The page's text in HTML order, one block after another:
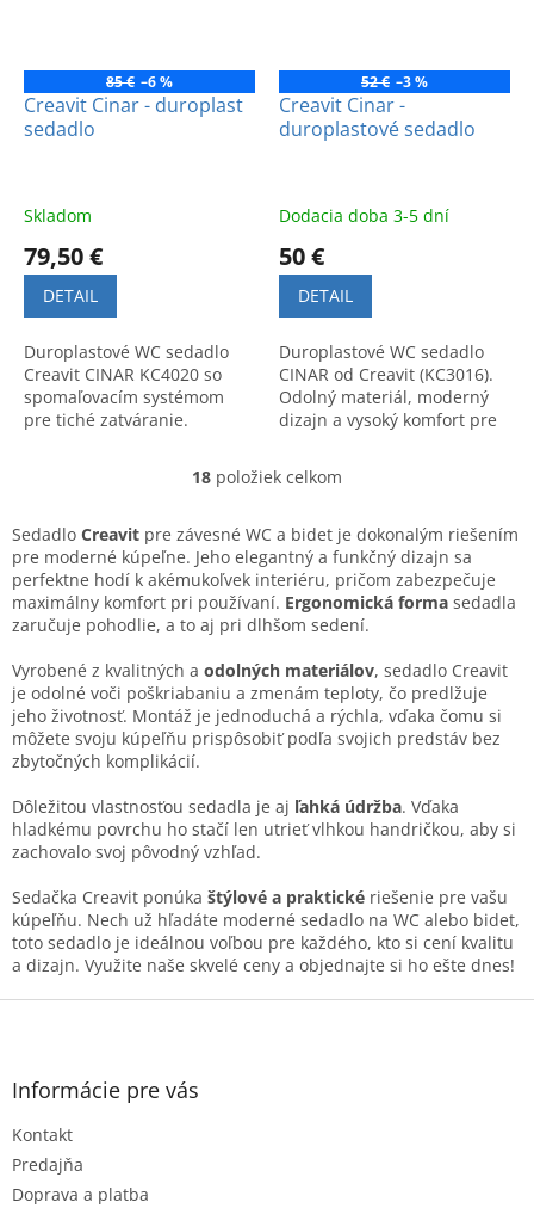
85 € –6 %
Creavit Cinar - duroplast
sedadlo
Skladom
79,50 €
DETAIL
Duroplastové WC sedadlo
Creavit CINAR KC4020 so
spomaľovacím systémom
pre tiché zatváranie.
52 € –3 %
Creavit Cinar -
duroplastové sedadlo
Dodacia doba 3-5 dní
50 €
DETAIL
Duroplastové WC sedadlo
CINAR od Creavit (KC3016).
Odolný materiál, moderný
dizajn a vysoký komfort pre
KC0702.01.
O
l
á
d
a
c
e
p
r
v
v
ý
s
u
18 položiek celkom
Sedadlo Creavit pre závesné WC a bidet je dokonalým riešením
pre moderné kúpeľne. Jeho elegantný a funkčný dizajn sa
perfektne hodí k akémukoľvek interiéru, pričom zabezpečuje
maximálny komfort pri používaní. Ergonomická forma sedadla
zaručuje pohodlie, a to aj pri dlhšom sedení.
Vyrobené z kvalitných a odolných materiálov, sedadlo Creavit
je odolné voči poškriabaniu a zmenám teploty, čo predlžuje
jeho životnosť. Montáž je jednoduchá a rýchla, vďaka čomu si
môžete svoju kúpeľňu prispôsobiť podľa svojich predstáv bez
zbytočných komplikácií.
Dôležitou vlastnosťou sedadla je aj ľahká údržba. Vďaka
hladkému povrchu ho stačí len utrieť vlhkou handričkou, aby si
zachovalo svoj pôvodný vzhľad.
Sedačka Creavit ponúka štýlové a praktické riešenie pre vašu
kúpeľňu. Nech už hľadáte moderné sedadlo na WC alebo bidet,
toto sedadlo je ideálnou voľbou pre každého, kto si cení kvalitu
a dizajn. Využite naše skvelé ceny a objednajte si ho ešte dnes!
Z
Informácie pre vás
Kontakt
Predajňa
Doprava a platba